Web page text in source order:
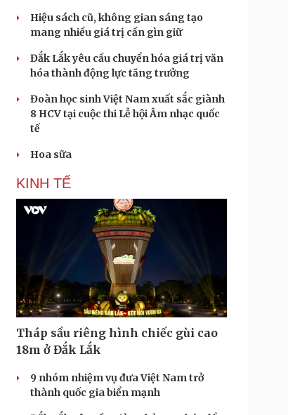
Hiệu sách cũ, không gian sáng tạo
mang nhiều giá trị cần gìn giữ
Đắk Lắk yêu cầu chuyển hóa giá trị văn
hóa thành động lực tăng trưởng
Đoàn học sinh Việt Nam xuất sắc giành
8 HCV tại cuộc thi Lễ hội Âm nhạc quốc
tế
Hoa sữa
KINH TẾ
Tháp sầu riêng hình chiếc gùi cao
18m ở Đắk Lắk
9 nhóm nhiệm vụ đưa Việt Nam trở
thành quốc gia biển mạnh